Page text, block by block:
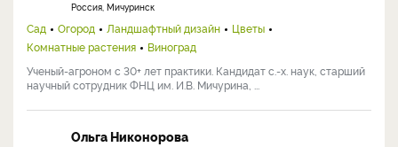
Россия, Мичуринск
Сад Огород Ландшафтный дизайн
Цветы
Комнатные растения
Виноград
Ученый-агроном с 30+ лет практики. Кандидат с.-х. наук, старший
научный сотрудник ФНЦ им. И.В. Мичурина, ...
Ольга Никонорова